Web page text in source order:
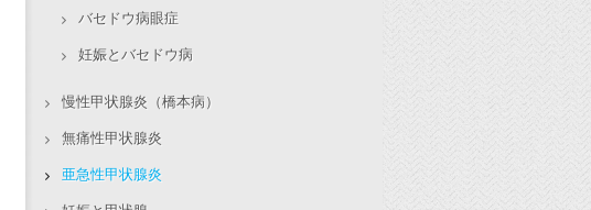
バセドウ病眼症
妊娠とバセドウ病
慢性甲状腺炎（橋本病）
無痛性甲状腺炎
亜急性甲状腺炎